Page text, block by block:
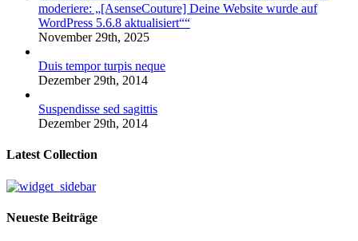
moderiere: „[AsenseCouture] Deine Website wurde auf
WordPress 5.6.8 aktualisiert““
November 29th, 2025
Duis tempor turpis neque
Dezember 29th, 2014
Suspendisse sed sagittis
Dezember 29th, 2014
Latest Collection
Neueste Beiträge